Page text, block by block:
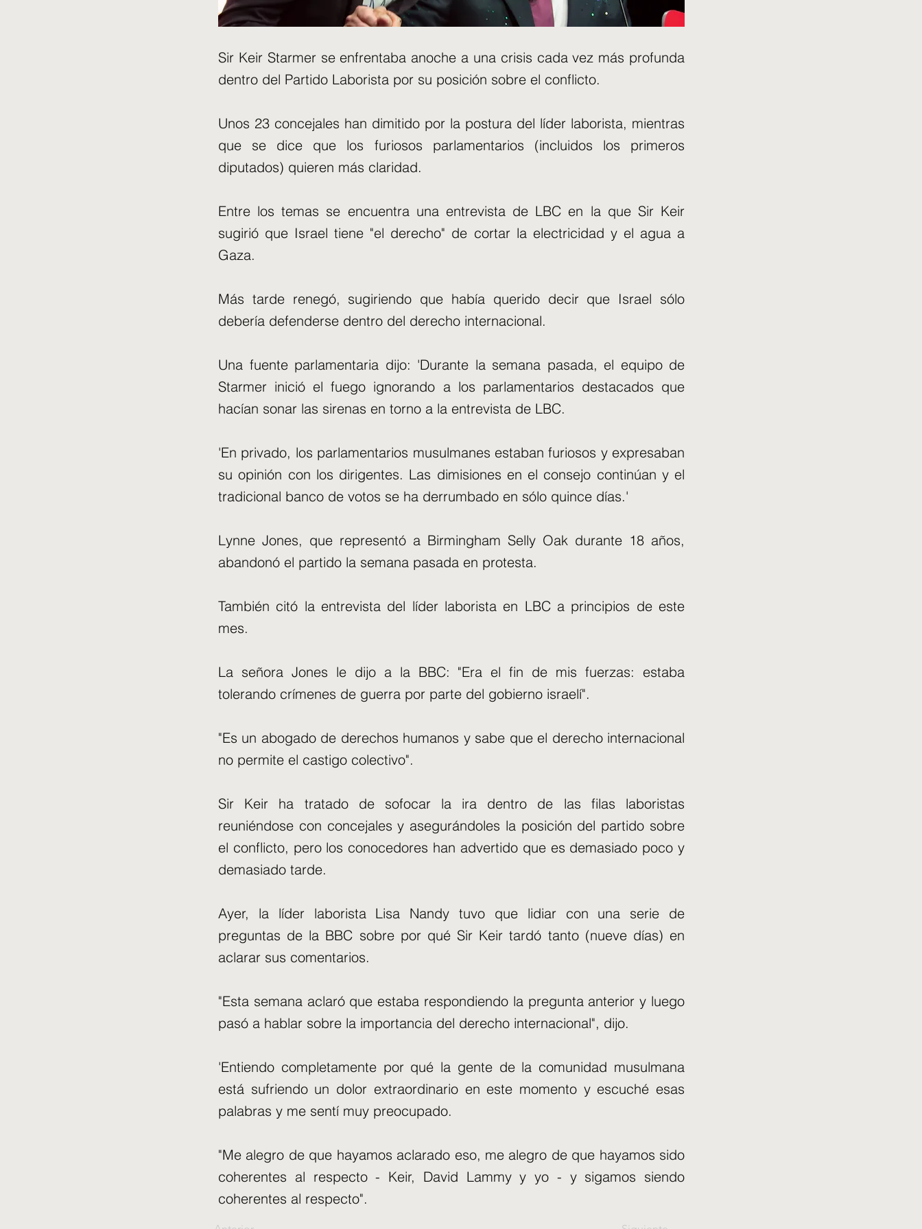
Sir Keir Starmer se enfrentaba anoche a una crisis cada vez más profunda
dentro del Partido Laborista por su posición sobre el conflicto.
Unos 23 concejales han dimitido por la postura del líder laborista, mientras
que se dice que los furiosos parlamentarios (incluidos los primeros
diputados) quieren más claridad.
Entre los temas se encuentra una entrevista de LBC en la que Sir Keir
sugirió que Israel tiene "el derecho" de cortar la electricidad y el agua a
Gaza.
Más tarde renegó, sugiriendo que había querido decir que Israel sólo
debería defenderse dentro del derecho internacional.
Una fuente parlamentaria dijo: 'Durante la semana pasada, el equipo de
Starmer inició el fuego ignorando a los parlamentarios destacados que
hacían sonar las sirenas en torno a la entrevista de LBC.
'En privado, los parlamentarios musulmanes estaban furiosos y expresaban
su opinión con los dirigentes. Las dimisiones en el consejo continúan y el
tradicional banco de votos se ha derrumbado en sólo quince días.'
Lynne Jones, que representó a Birmingham Selly Oak durante 18 años,
abandonó el partido la semana pasada en protesta.
También citó la entrevista del líder laborista en LBC a principios de este
mes.
La señora Jones le dijo a la BBC: "Era el fin de mis fuerzas: estaba
tolerando crímenes de guerra por parte del gobierno israelí".
"Es un abogado de derechos humanos y sabe que el derecho internacional
no permite el castigo colectivo".
Sir Keir ha tratado de sofocar la ira dentro de las filas laboristas
reuniéndose con concejales y asegurándoles la posición del partido sobre
el conflicto, pero los conocedores han advertido que es demasiado poco y
demasiado tarde.
Ayer, la líder laborista Lisa Nandy tuvo que lidiar con una serie de
preguntas de la BBC sobre por qué Sir Keir tardó tanto (nueve días) en
aclarar sus comentarios.
"Esta semana aclaró que estaba respondiendo la pregunta anterior y luego
pasó a hablar sobre la importancia del derecho internacional", dijo.
'Entiendo completamente por qué la gente de la comunidad musulmana
está sufriendo un dolor extraordinario en este momento y escuché esas
palabras y me sentí muy preocupado.
"Me alegro de que hayamos aclarado eso, me alegro de que hayamos sido
coherentes al respecto - Keir, David Lammy y yo - y sigamos siendo
coherentes al respecto".